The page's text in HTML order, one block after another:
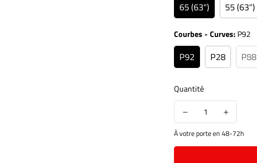
65 (63") 55 (63")
Courbes - Curves: P92
P92 P28 P88
Quantité
À votre porte en 48-72h